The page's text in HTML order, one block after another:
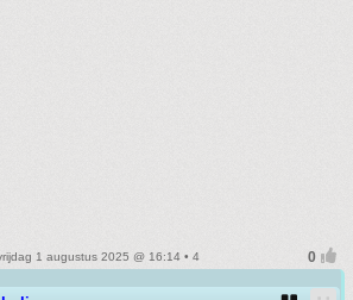
1 augustus 2025 @ 16:14 • 4